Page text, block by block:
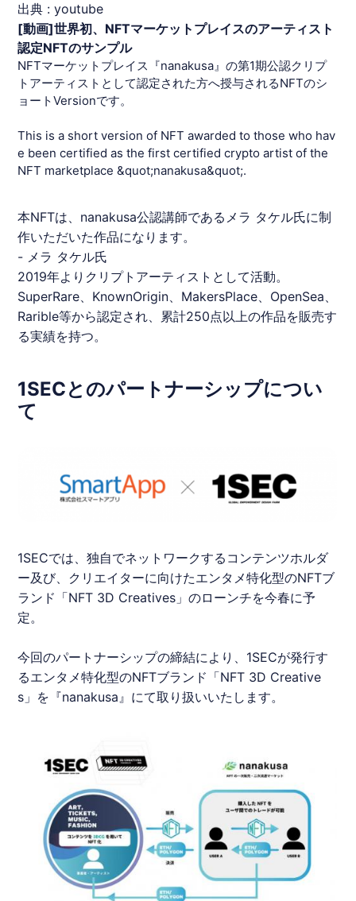
出典 :youtube
[動画]世界初、NFTマーケットプレイスのアーティスト
認定NFTのサンプル
NFTマーケットプレイス『nanakusa』の第1期公認クリプ
トアーティストとして認定された方へ授与されるNFTのシ
ョートVersionです。
This is a short version of NFT awarded to those who hav
e been certified as the first certified crypto artist of the
NFT marketplace &quot;nanakusa&quot;.
本NFTは、 nanakusa公認講師であるメラ タケル氏に制
作いただいた作品になります。
- メラ タケル氏
2019年よりクリプトアーティストとして活動。
SuperRare、KnownOrigin、MakersPlace、OpenSea、
Rarible等から認定され、累計250点以上の作品を販売す
る実績を持つ。
1SECとのパートナーシップについ
て
1SECでは、独自でネットワークするコンテンツホルダ
ー及び、クリエイターに向けたエンタメ特化型のNFTブ
ランド「NFT 3D Creatives」のローンチを今春に予
定。
今回のパートナーシップの締結により、 1SECが発行す
るエンタメ特化型のNFTブランド「NFT 3D Creative
s」を『nanakusa』にて取り扱いいたします。